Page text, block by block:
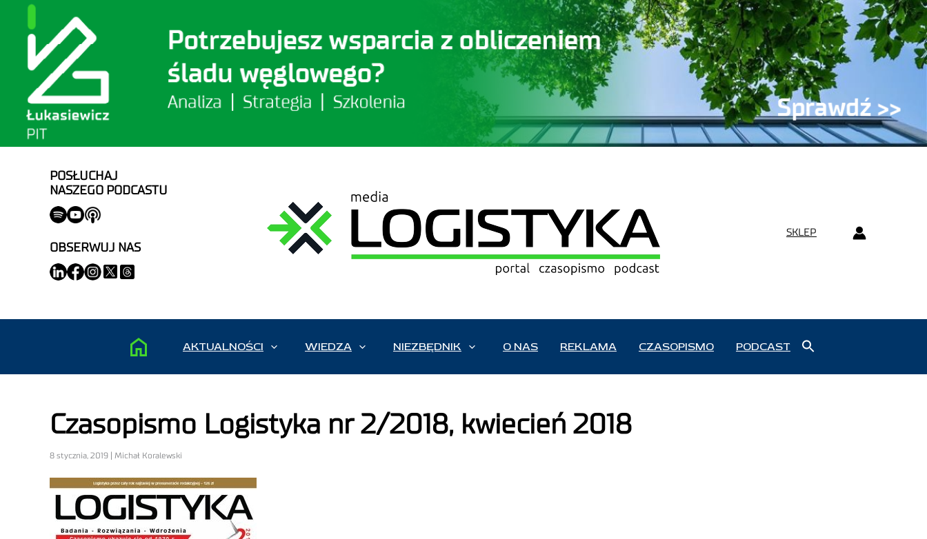
POSŁUCHAJ
NASZEGO PODCASTU
OBSERWUJ NAS
SKLEP
AKTUALNOŚCI WIEDZA NIEZBĘDNIK O NAS REKLAMA CZASOPISMO PODCAST
Czasopismo Logistyka nr 2/2018, kwiecień 2018
8 stycznia, 2019 | Michał Koralewski